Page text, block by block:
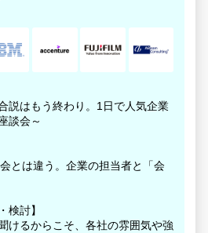
説はもう終わり。1日で人気企業
談会～
とは違う。企業の担当者と「会
検討】
けるからこそ、各社の雰囲気や強